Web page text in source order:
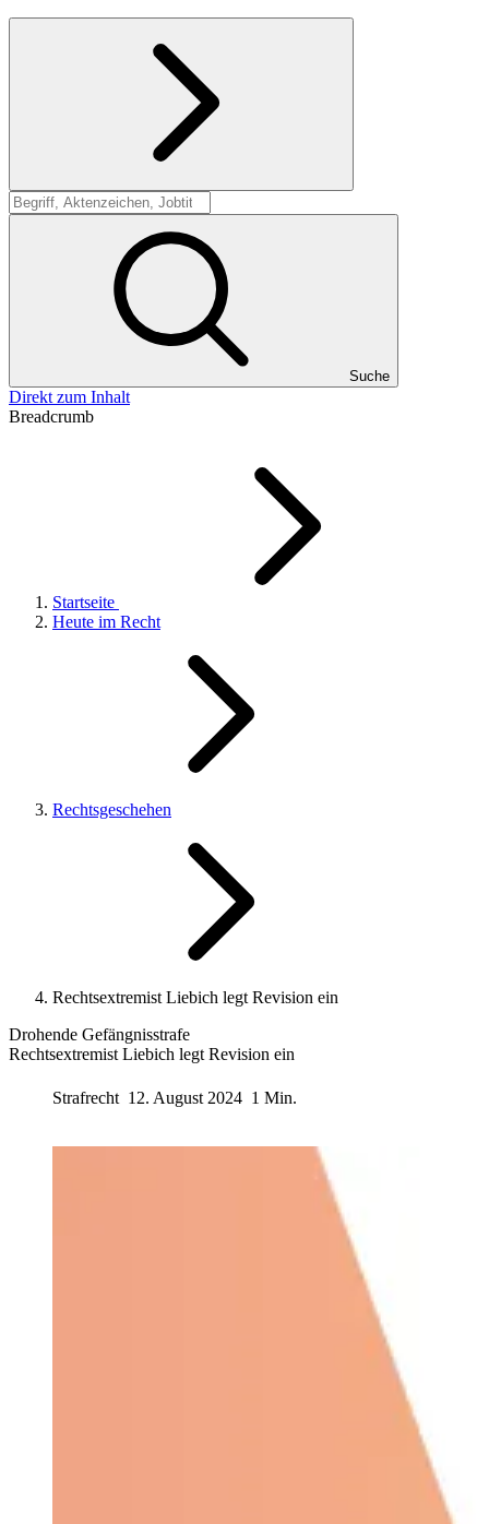
Suche
Suche
Direkt zum Inhalt
Breadcrumb
Startseite
Heute im Recht
Rechtsgeschehen
Rechtsextremist Liebich legt Revision ein
Drohende Gefängnisstrafe
Rechtsextremist Liebich legt Revision ein
Strafrecht 12. August 2024 1 Min.